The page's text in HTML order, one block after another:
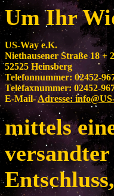
Um Ihr
US-Way e.K.
Niethausener Straße 18 +
52525 Heinsberg
Telefonnummer: 02452-
Telefaxnummer: 02452-
E-Mail-Adresse:
mittels